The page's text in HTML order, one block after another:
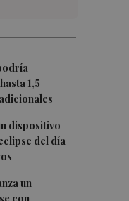
1,5
dispositivo
del día
un